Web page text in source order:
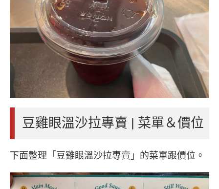
豆雞眼溫沙拉專賣 | 菜單＆價位
下面整理「豆雞眼溫沙拉專賣」的菜單跟價位。